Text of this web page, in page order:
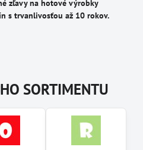
zľavy na hotové výrobky
s trvanlivosťou až 10 rokov.
SORTIMENTU